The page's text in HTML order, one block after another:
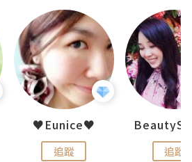
♥Eunice♥
追蹤 追蹤